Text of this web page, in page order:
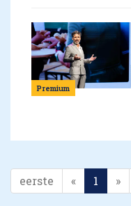
Premium
eerste « 1 »